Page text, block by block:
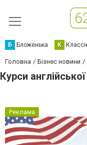
Б Бложенька К
Головна Бізнес новини
Курси
Реклама